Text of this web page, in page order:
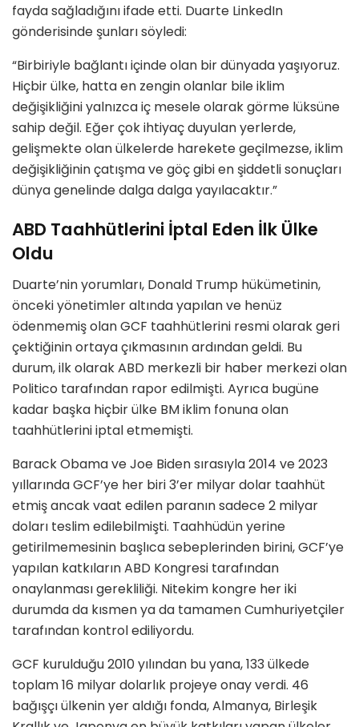
fayda sağladığını ifade etti. Duarte LinkedIn
gönderisinde şunları söyledi:
“Birbiriyle bağlantı içinde olan bir dünyada yaşıyoruz.
Hiçbir ülke, hatta en zengin olanlar bile iklim
değişikliğini yalnızca iç mesele olarak görme lüksüne
sahip değil. Eğer çok ihtiyaç duyulan yerlerde,
gelişmekte olan ülkelerde harekete geçilmezse, iklim
değişikliğinin çatışma ve göç gibi en şiddetli sonuçları
dünya genelinde dalga dalga yayılacaktır.”
ABD Taahhütlerini İptal Eden İlk Ülke
Oldu
Duarte’nin yorumları, Donald Trump hükümetinin,
önceki yönetimler altında yapılan ve henüz
ödenmemiş olan GCF taahhütlerini resmi olarak geri
çektiğinin ortaya çıkmasının ardından geldi. Bu
durum, ilk olarak ABD merkezli bir haber merkezi olan
Politico tarafından rapor edilmişti. Ayrıca bugüne
kadar başka hiçbir ülke BM iklim fonuna olan
taahhütlerini iptal etmemişti.
Barack Obama ve Joe Biden sırasıyla 2014 ve 2023
yıllarında GCF’ye her biri 3’er milyar dolar taahhüt
etmiş ancak vaat edilen paranın sadece 2 milyar
doları teslim edilebilmişti. Taahhüdün yerine
getirilmemesinin başlıca sebeplerinden birini, GCF’ye
yapılan katkıların ABD Kongresi tarafından
onaylanması gerekliliği. Nitekim kongre her iki
durumda da kısmen ya da tamamen Cumhuriyetçiler
tarafından kontrol ediliyordu.
GCF kurulduğu 2010 yılından bu yana, 133 ülkede
toplam 16 milyar dolarlık projeye onay verdi. 46
bağışçı ülkenin yer aldığı fonda, Almanya, Birleşik